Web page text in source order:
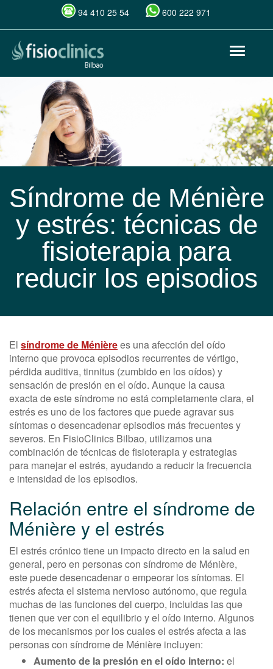
Pasar
contenido
94 410 25 54 600 222 971
Toggle
Síndrome de Ménière
y estrés: técnicas de
fisioterapia para
reducir los episodios
El síndrome de Ménièrees una afección del oído
interno que provoca episodios recurrentes de vértigo,
pérdida auditiva, tinnitus (zumbido en los oídos) y
sensación de presión en el oído. Aunque la causa
exacta de este síndrome no está completamente clara, el
estrés es uno de los factores que puede agravar sus
síntomas o desencadenar episodios más frecuentes y
severos. En FisioClinics Bilbao, utilizamos una
combinación de técnicas de fisioterapia y estrategias
para manejar el estrés, ayudando a reducir la frecuencia
e intensidad de los episodios.
Relación entre el síndrome de
Ménière y el estrés
El estrés crónico tiene un impacto directo en la salud en
general, pero en personas con síndrome de Ménière,
este puede desencadenar o empeorar los síntomas. El
estrés afecta el sistema nervioso autónomo, que regula
muchas de las funciones del cuerpo, incluidas las que
tienen que ver con el equilibrio y el oído interno. Algunos
de los mecanismos por los cuales el estrés afecta a las
personas con síndrome de Ménière incluyen:
Aumento de la presión en el oído interno: el